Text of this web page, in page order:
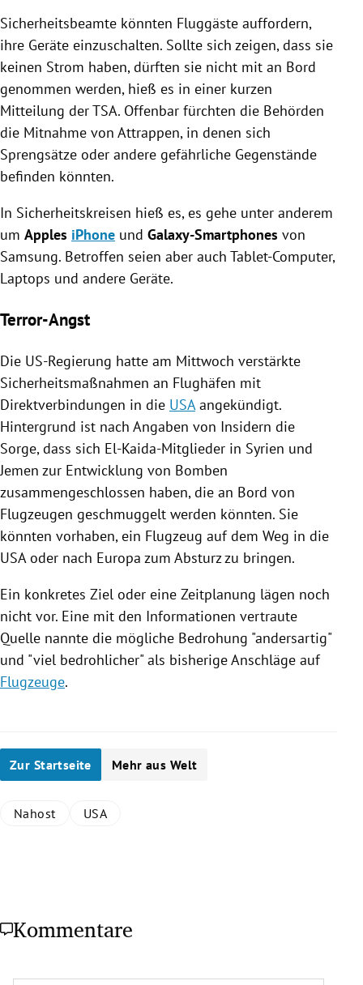
Sicherheitsbeamte könnten Fluggäste auffordern,
ihre Geräte einzuschalten. Sollte sich zeigen, dass sie
keinen Strom haben, dürften sie nicht mit an Bord
genommen werden, hieß es in einer kurzen
Mitteilung der TSA. Offenbar fürchten die Behörden
die Mitnahme von Attrappen, in denen sich
Sprengsätze oder andere gefährliche Gegenstände
befinden könnten.
In Sicherheitskreisen hieß es, es gehe unter anderem
um Apples iPhone und Galaxy-Smartphones von
Samsung. Betroffen seien aber auch Tablet-Computer,
Laptops und andere Geräte.
Terror-Angst
Die US-Regierung hatte am Mittwoch verstärkte
Sicherheitsmaßnahmen an Flughäfen mit
Direktverbindungen in die USAangekündigt.
Hintergrund ist nach Angaben von Insidern die
Sorge, dass sich El-Kaida-Mitglieder in Syrien und
Jemen zur Entwicklung von Bomben
zusammengeschlossen haben, die an Bord von
Flugzeugen geschmuggelt werden könnten. Sie
könnten vorhaben, ein Flugzeug auf dem Weg in die
USAoder nach Europa zum Absturz zu bringen.
Ein konkretes Ziel oder eine Zeitplanung lägen noch
nicht vor. Eine mit den Informationen vertraute
Quelle nannte die mögliche Bedrohung "andersartig"
und "viel bedrohlicher" als bisherige Anschläge auf
Flugzeuge.
Zur Startseite Mehr aus Welt
Nahost USA
Kommentare